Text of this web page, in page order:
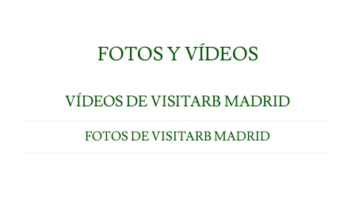
FOTOS Y VÍDEOS
VÍDEOS DE VISITARB MADRID
FOTOS DE VISITARB MADRID